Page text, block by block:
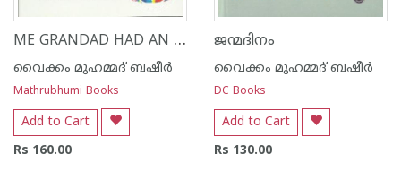
ME GRANDAD HAD AN ELEPHANT
വൈക്കം മുഹമ്മദ് ബഷീര്‍
Mathrubhumi Books
Add to Cart
Rs 160.00
ജന്മദിനം
വൈക്കം മുഹമ്മദ് ബഷീര്‍
DC Books
Add to Cart
Rs 130.00